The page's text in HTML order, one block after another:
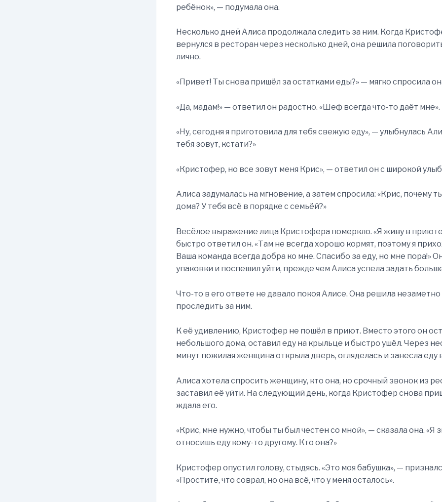
ребёнок», — подумала она.
Несколько дней Алиса продолжала следить за ним. Когда
вернулся в ресторан через несколько дней, она решила
лично.
«Привет! Ты снова пришёл за остатками еды?» — мягко спросила
«Да, мадам!» — ответил он радостно. «Шеф всегда что-то даёт мне».
«Ну, сегодня я приготовила для тебя свежую еду», — улыбнулась
тебя зовут, кстати?»
«Кристофер, но все зовут меня Крис», — ответил он с широкой
Алиса задумалась на мгновение, а затем спросила: «Крис, почему
дома? У тебя всё в порядке с семьёй?»
Весёлое выражение лица Кристофера померкло. «Я живу в
быстро ответил он. «Там не всегда хорошо кормят, поэтому я
Ваша команда всегда добра ко мне. Спасибо за еду, но мне пора!»
упаковки и поспешил уйти, прежде чем Алиса успела задать
Что-то в его ответе не давало покоя Алисе. Она решила незаметно
проследить за ним.
К её удивлению, Кристофер не пошёл в приют. Вместо этого он
небольшого дома, оставил еду на крыльце и быстро ушёл. Через
минут пожилая женщина открыла дверь, огляделась и занесла еду
Алиса хотела спросить женщину, кто она, но срочный звонок из
заставил её уйти. На следующий день, когда Кристофер снова
ждала его.
«Крис, мне нужно, чтобы ты был честен со мной», — сказала она. «Я
относишь еду кому-то другому. Кто она?»
Кристофер опустил голову, стыдясь. «Это моя бабушка», —
«Простите, что соврал, но она всё, что у меня осталось».